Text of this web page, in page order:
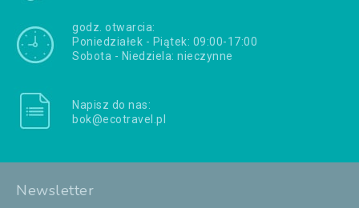
godz. otwarcia:
Poniedziałek - Piątek: 09:00-17:00
Sobota - Niedziela: nieczynne
Napisz do nas:
bok@ecotravel.pl
Newsletter